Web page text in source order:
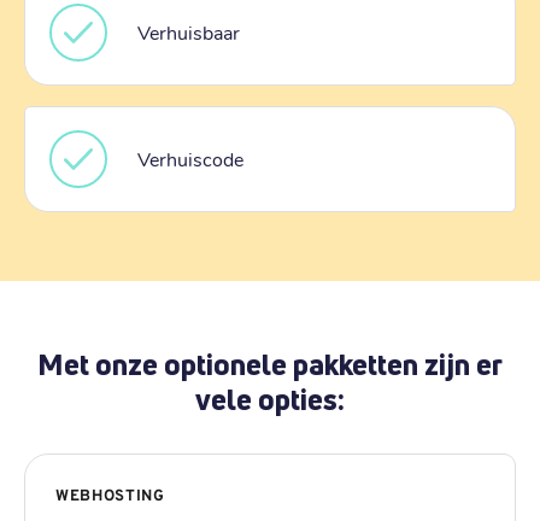
Verhuisbaar
Verhuiscode
Met onze optionele pakketten zijn er
vele opties:
WEBHOSTING